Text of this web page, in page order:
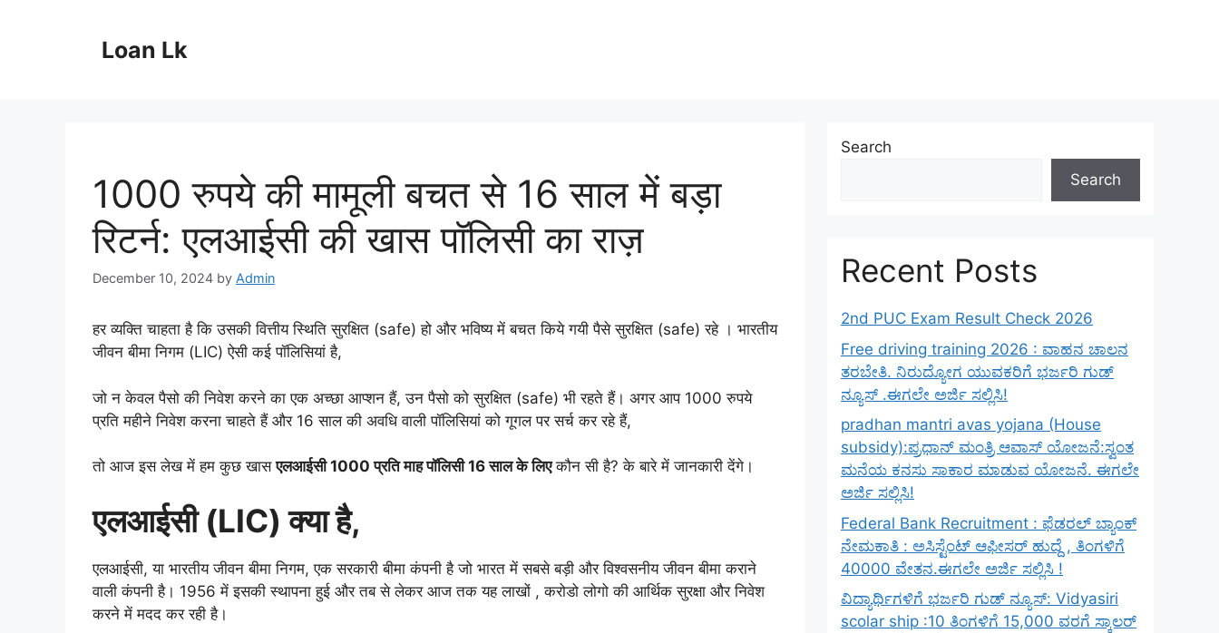
Loan Lk
1000 रुपये की मामूली बचत से 16 साल में बड़ा
रिटर्न: एलआईसी की खास पॉलिसी का राज़
December 10, 2024 by Admin
हर व्यक्ति चाहता है कि उसकी वित्तीय स्थिति सुरक्षित (safe) हो और भविष्य में बचत किये गयी पैसे सुरक्षित (safe) रहे । भारतीय
जीवन बीमा निगम (LIC) ऐसी कई पॉलिसियां है,
जो न केवल पैसो की निवेश करने का एक अच्छा आप्शन हैं, उन पैसो को सुरक्षित (safe) भी रहते हैं। अगर आप 1000 रुपये
प्रति महीने निवेश करना चाहते हैं और 16 साल की अवधि वाली पॉलिसियां को गूगल पर सर्च कर रहे हैं,
तो आज इस लेख में हम कुछ खासएलआईसी 1000 प्रति माह पॉलिसी 16 साल के लिएकौन सी है? के बारे में जानकारी देंगे।
एलआईसी (LIC) क्या है,
एलआईसी, या भारतीय जीवन बीमा निगम, एक सरकारी बीमा कंपनी है जो भारत में सबसे बड़ी और विश्वसनीय जीवन बीमा कराने
वाली कंपनी है। 1956 में इसकी स्थापना हुई और तब से लेकर आज तक यह लाखों , करोडो लोगो की आर्थिक सुरक्षा और निवेश
करने में मदद कर रही है।
Search
Search
Recent Posts
2nd PUC Exam Result Check 2026
Free driving training 2026 : ವಾಹನ ಚಾಲನ
ತರಬೇತಿ. ನಿರುದ್ಯೋಗ ಯುವಕರಿಗೆ ಭರ್ಜರಿ ಗುಡ್
ನ್ಯೂಸ್ .ಈಗಲೇ ಅರ್ಜಿ ಸಲ್ಲಿಸಿ!
pradhan mantri avas yojana (House
subsidy):ಪ್ರಧಾನ್ ಮಂತ್ರಿ ಆವಾಸ್ ಯೋಜನೆ:ಸ್ವಂತ
ಮನೆಯ ಕನಸು ಸಾಕಾರ ಮಾಡುವ ಯೋಜನೆ. ಈಗಲೇ
ಅರ್ಜಿ ಸಲ್ಲಿಸಿ!
Federal Bank Recruitment : ಫೆಡರಲ್ ಬ್ಯಾಂಕ್
ನೇಮಕಾತಿ : ಅಸಿಸ್ಟೆಂಟ್ ಆಫೀಸರ್ ಹುದ್ದೆ , ತಿಂಗಳಿಗೆ
40000 ವೇತನ.ಈಗಲೇ ಅರ್ಜಿ ಸಲ್ಲಿಸಿ !
ವಿದ್ಯಾರ್ಥಿಗಳಿಗೆ ಭರ್ಜರಿ ಗುಡ್ ನ್ಯೂಸ್: Vidyasiri
scolar ship :10 ತಿಂಗಳಿಗೆ 15,000 ವರಗೆ ಸ್ಕಾಲರ್